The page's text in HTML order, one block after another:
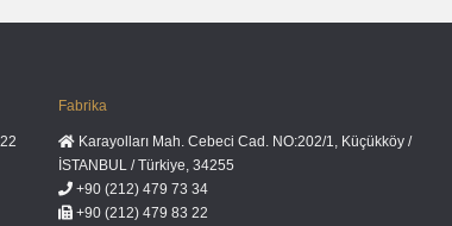
Fabrika
Karayolları Mah. Cebeci Cad. NO:202/1, Küçükköy /
İSTANBUL / Türkiye, 34255
+90 (212) 479 73 34
+90 (212) 479 83 22